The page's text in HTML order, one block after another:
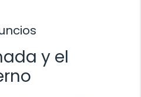
y el